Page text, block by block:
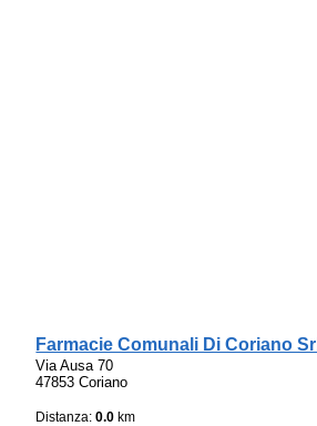
Farmacie Comunali Di Coriano Srl
Via Ausa 70
47853 Coriano
Distanza:0.0 km